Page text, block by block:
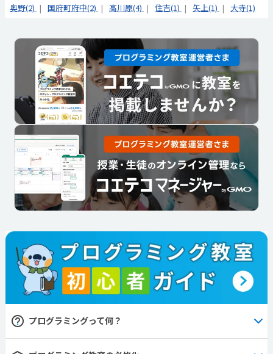
奥野(2)
国府町府中(2) 高川原(4) 住吉(1) 矢上(1) 大寺(1)
プログラミングって何？